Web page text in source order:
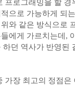
프로그래밍을 할 경
으로 가능하게 되
와 같은 방식으로
에게 가르치는데,
던 역사가 반영된
가장 최고의 정점은